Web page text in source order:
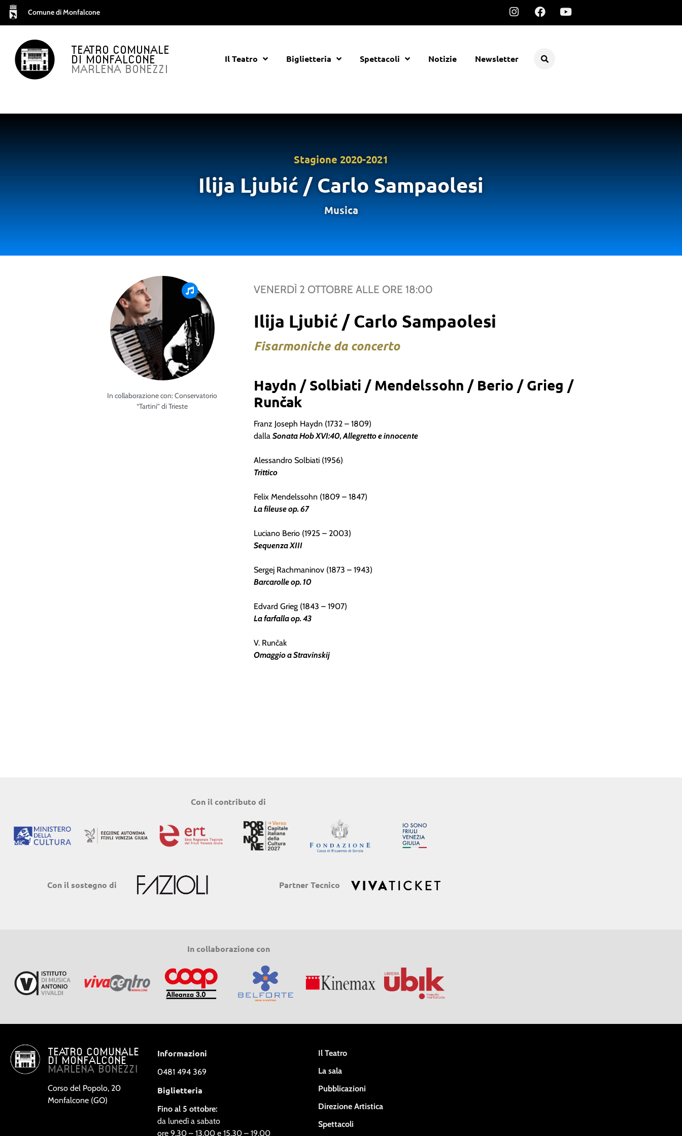
Comune di Monfalcone
TEATRO COMUNALE
DI MONFALCONE
MARLENA BONEZZI
Il Teatro Biglietteria Spettacoli Notizie Newsletter
Stagione 2020-2021
Ilija Ljubić / Carlo Sampaolesi
Musica
In collaborazione con: Conservatorio
“Tartini” di Trieste
VENERDÌ 2 OTTOBRE ALLE ORE 18:00
Ilija Ljubić / Carlo Sampaolesi
Fisarmoniche da concerto
Haydn / Solbiati / Mendelssohn / Berio / Grieg /
Runčak
Franz Joseph Haydn (1732 – 1809)
dallaSonata Hob XVI:40, Allegretto e innocente
Alessandro Solbiati (1956)
Trittico
Felix Mendelssohn (1809 – 1847)
La fileuse op. 67
Luciano Berio (1925 – 2003)
Sequenza XIII
Sergej Rachmaninov (1873 – 1943)
Barcarolle op. 10
Edvard Grieg (1843 – 1907)
La farfalla op. 43
V. Runčak
Omaggio a Stravinskij
Con il contributo di
Con il sostegno di Partner Tecnico
In collaborazione con
TEATRO COMUNALE
DI MONFALCONE
MARLENA BONEZZI
Corso del Popolo, 20
Monfalcone (GO)
Informazioni
0481 494 369
Biglietteria
Fino al 5 ottobre:
da lunedì a sabato
ore 9.30 – 13.00 e 15.30 – 19.00
Il Teatro
La sala
Pubblicazioni
Direzione Artistica
Spettacoli